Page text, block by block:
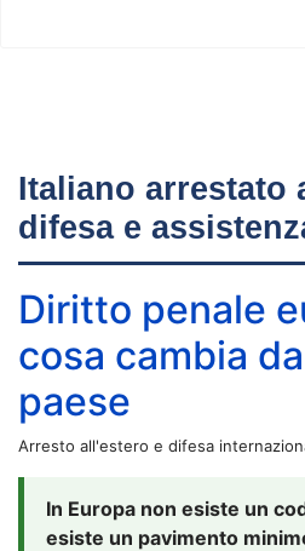
Italiano arrestato
difesa e
Diritto penale
cosa cambia
paese
Arresto all'estero e difesa
In Europa non esiste un
esiste un pavimento